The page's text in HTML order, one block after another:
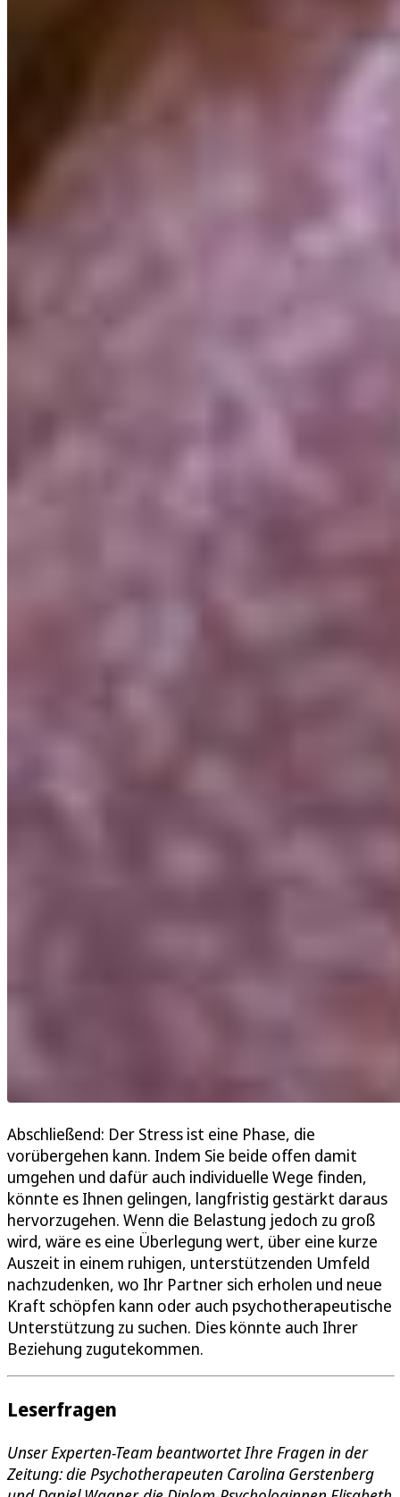
Abschließend: Der Stress ist eine Phase, die
vorübergehen kann. Indem Sie beide offen damit
umgehen und dafür auch individuelle Wege finden,
könnte es Ihnen gelingen, langfristig gestärkt daraus
hervorzugehen. Wenn die Belastung jedoch zu groß
wird, wäre es eine Überlegung wert, über eine kurze
Auszeit in einem ruhigen, unterstützenden Umfeld
nachzudenken, wo Ihr Partner sich erholen und neue
Kraft schöpfen kann oder auch psychotherapeutische
Unterstützung zu suchen. Dies könnte auch Ihrer
Beziehung zugutekommen.
Leserfragen
Unser Experten-Team beantwortet Ihre Fragen in der
Zeitung: die Psychotherapeuten Carolina Gerstenberg